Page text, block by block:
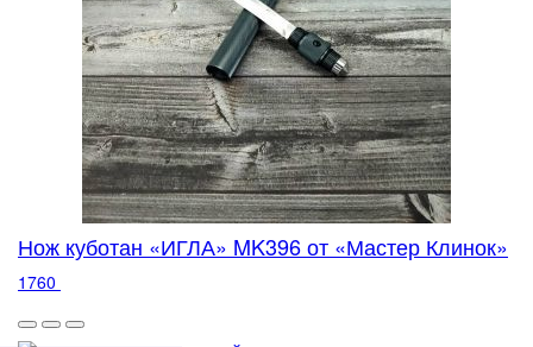
Нож куботан «ИГЛА» MK396 от «Мастер Клинок»
1760